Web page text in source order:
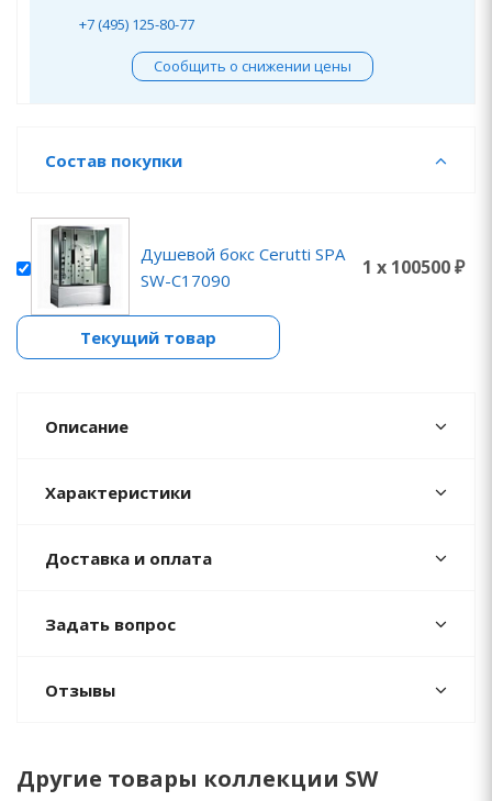
+7 (495) 125-80-77
Сообщить о снижении цены
Состав покупки
Душевой бокс Cerutti SPA
SW-C17090
1 x 100500 ₽
Текущий товар
Описание
Характеристики
Доставка и оплата
Задать вопрос
Отзывы
Другие товары коллекции SW